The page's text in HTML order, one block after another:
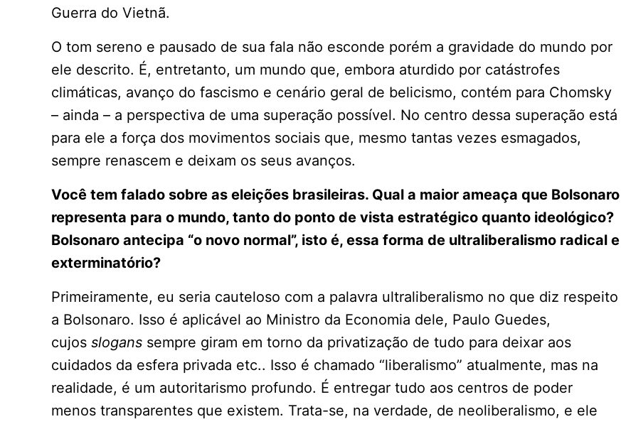
Guerra do Vietnã.
O tom sereno e pausado de sua fala não esconde porém a gravidade do mundo por
ele descrito. É, entretanto, um mundo que, embora aturdido por catástrofes
climáticas, avanço do fascismo e cenário geral de belicismo, contém para Chomsky
– ainda – a perspectiva de uma superação possível. No centro dessa superação está
para ele a força dos movimentos sociais que, mesmo tantas vezes esmagados,
sempre renascem e deixam os seus avanços.
Você tem falado sobre as eleições brasileiras. Qual a maior ameaça que Bolsonaro
representa para o mundo, tanto do ponto de vista estratégico quanto ideológico?
Bolsonaro antecipa “o novo normal”, isto é, essa forma de ultraliberalismo radical e
exterminatório?
Primeiramente, eu seria cauteloso com a palavra ultraliberalismo no que diz respeito
a Bolsonaro. Isso é aplicável ao Ministro da Economia dele, Paulo Guedes,
cujos slogans sempre giram em torno da privatização de tudo para deixar aos
cuidados da esfera privada etc.. Isso é chamado “liberalismo” atualmente, mas na
realidade, é um autoritarismo profundo. É entregar tudo aos centros de poder
menos transparentes que existem. Trata-se, na verdade, de neoliberalismo, e ele